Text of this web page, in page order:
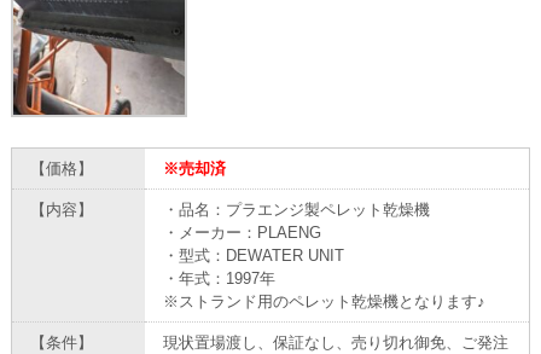
【価格】 ※売却済
【内容】
・品名：プラエンジ製ペレット乾燥機
・メーカー：PLAENG
・型式：DEWATER UNIT
・年式：1997年
※ストランド用のペレット乾燥機となります♪
【条件】
現状置場渡し、保証なし、売り切れ御免、ご発注